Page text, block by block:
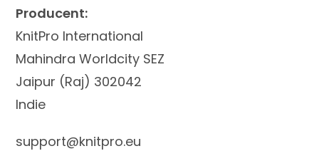
Producent:
KnitPro International
Mahindra Worldcity SEZ
Jaipur (Raj) 302042
Indie
support@knitpro.eu